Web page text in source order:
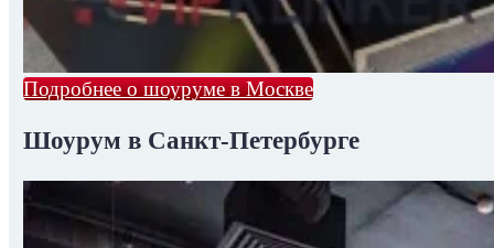
Подробнее о шоуруме в Москве
Шоурум в Санкт-Петербурге